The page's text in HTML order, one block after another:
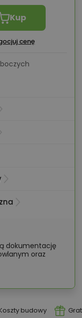
Kup
cenę
dokumentację
oraz
budowy